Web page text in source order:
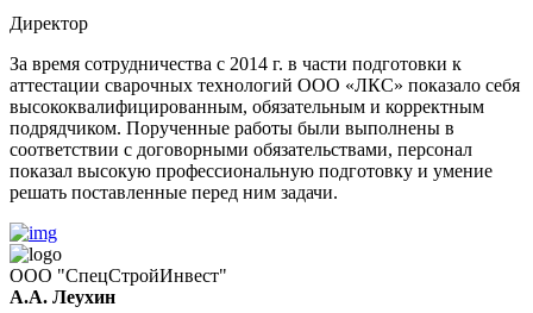
Директор
За время сотрудничества с 2014 г. в части подготовки к
аттестации сварочных технологий ООО «ЛКС» показало себя
высококвалифицированным, обязательным и корректным
подрядчиком. Порученные работы были выполнены в
соответствии с договорными обязательствами, персонал
показал высокую профессиональную подготовку и умение
решать поставленные перед ним задачи.
ООО "СпецСтройИнвест"
А.А. Леухин